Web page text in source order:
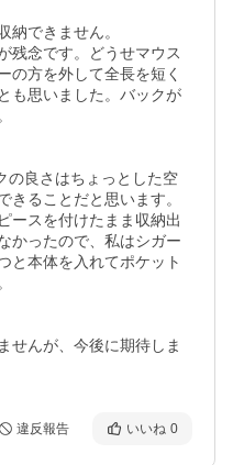
納できません。
残念です。どうせマウス
の方を外して全長を短く
も思いました。バックが
の良さはちょっとした空
きることだと思います。
ースを付けたまま収納出
かったので、私はシガー
と本体を入れてポケット
せんが、今後に期待しま
違反報告 いいね 0